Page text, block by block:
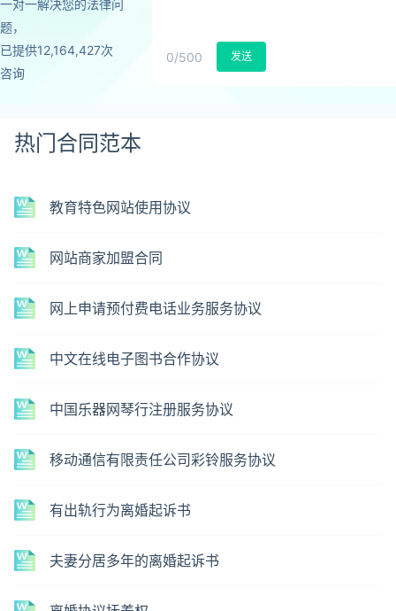
一对一解决您的法律问
题，
已提供12,164,427次
咨询
0/500 发送
热门合同范本
教育特色网站使用协议
网站商家加盟合同
网上申请预付费电话业务服务协议
中文在线电子图书合作协议
中国乐器网琴行注册服务协议
移动通信有限责任公司彩铃服务协议
有出轨行为离婚起诉书
夫妻分居多年的离婚起诉书